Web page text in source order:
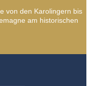
von den Karolingern bis
am historischen